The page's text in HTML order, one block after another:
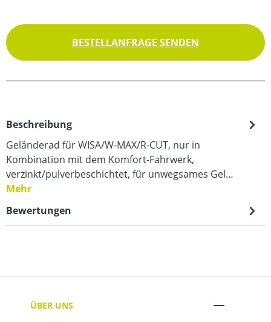
BESTELLANFRAGE SENDEN
Beschreibung
Geländerad für WISA/W-MAX/R-CUT, nur in
Kombination mit dem Komfort-Fahrwerk,
verzinkt/pulverbeschichtet, für unwegsames Gel…
Mehr
Bewertungen
ÜBER UNS